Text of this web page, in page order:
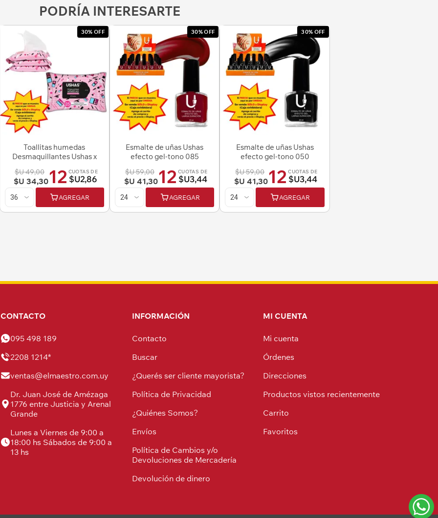
PODRÍA INTERESARTE
30% OFF
Toallitas humedas
Desmaquillantes Ushas x
$U 49,00
$U 34,3012 CUOTAS DE
$U2,86
AGREGAR
30% OFF
Esmalte de uñas Ushas
efecto gel-tono 085
$U 59,00
$U 41,3012 CUOTAS DE
$U3,44
AGREGAR
30% OFF
Esmalte de uñas Ushas
efecto gel-tono 050
$U 59,00
$U 41,3012 CUOTAS DE
$U3,44
AGREGAR
CONTACTO
095 498 189
2208 1214*
ventas@elmaestro.com.uy
Dr. Juan José de Amézaga
1776 entre Justicia y Arenal
Grande
Lunes a Viernes de 9:00 a
18:00 hs Sábados de 9:00 a
13 hs
INFORMACIÓN
Contacto
Buscar
¿Querés ser cliente mayorista?
Política de Privacidad
¿Quiénes Somos?
Envíos
Política de Cambios y/o
Devoluciones de Mercadería
Devolución de dinero
MI CUENTA
Mi cuenta
Órdenes
Direcciones
Productos vistos recientemente
Carrito
Favoritos